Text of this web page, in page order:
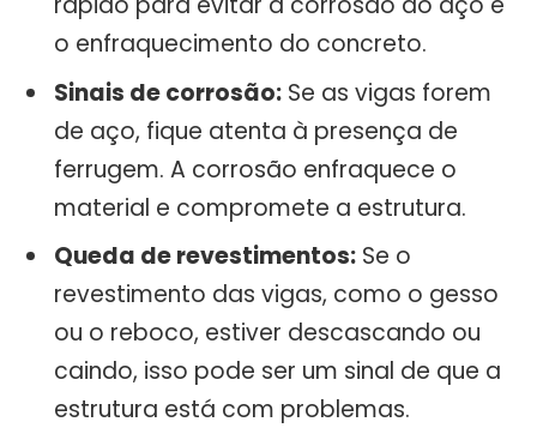
o enfraquecimento do concreto.
Sinais de corrosão: Se as vigas forem
de aço, fique atenta à presença de
ferrugem. A corrosão enfraquece o
material e compromete a estrutura.
Queda de revestimentos: Se o
revestimento das vigas, como o gesso
ou o reboco, estiver descascando ou
caindo, isso pode ser um sinal de que a
estrutura está com problemas.